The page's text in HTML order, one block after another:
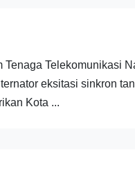
Telekomunikasi
eksitasi sinkron
Kota ...